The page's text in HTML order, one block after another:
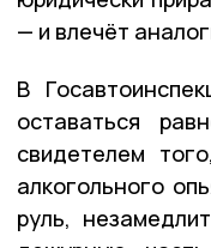
— и влечёт
В
оставаться
свидетелем
алкогольного
руль,